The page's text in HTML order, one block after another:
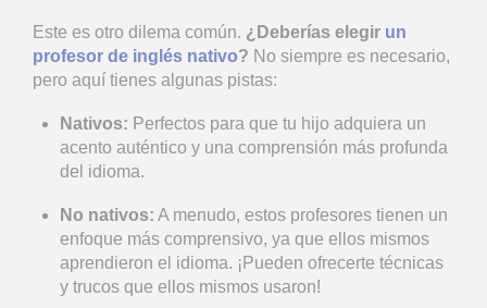
Este es otro dilema común. ¿Deberías elegir un
profesor de inglés nativo? No siempre es necesario,
pero aquí tienes algunas pistas:
Nativos: Perfectos para que tu hijo adquiera un
acento auténtico y una comprensión más profunda
del idioma.
No nativos: A menudo, estos profesores tienen un
enfoque más comprensivo, ya que ellos mismos
aprendieron el idioma. ¡Pueden ofrecerte técnicas
y trucos que ellos mismos usaron!